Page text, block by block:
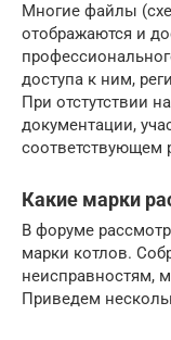
Многие файлы
отображаются и
доступа к ним,
При отстутствии
документации,
соответствующем
Какие марки
В форуме
марки котлов.
неисправностям,
Приведем